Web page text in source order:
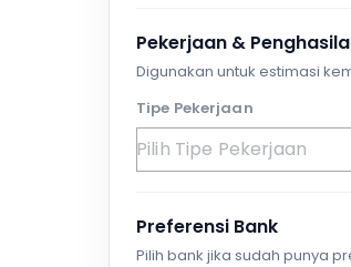
Pekerjaan &
Digunakan untuk estimasi
Tipe Pekerjaan
Preferensi Bank
Pilih bank jika sudah punya